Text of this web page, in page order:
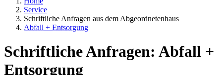
Service
Schriftliche Anfragen aus dem Abgeordnetenhaus
Abfall + Entsorgung
Schriftliche Anfragen: Abfall +
Entsorgung